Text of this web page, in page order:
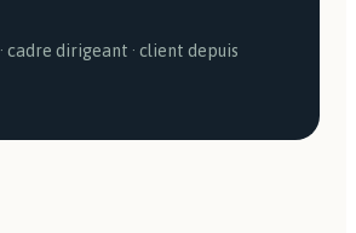
· cadre dirigeant · client depuis